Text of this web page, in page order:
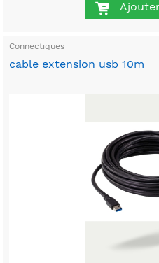
Connectiques
cable extension usb 10m